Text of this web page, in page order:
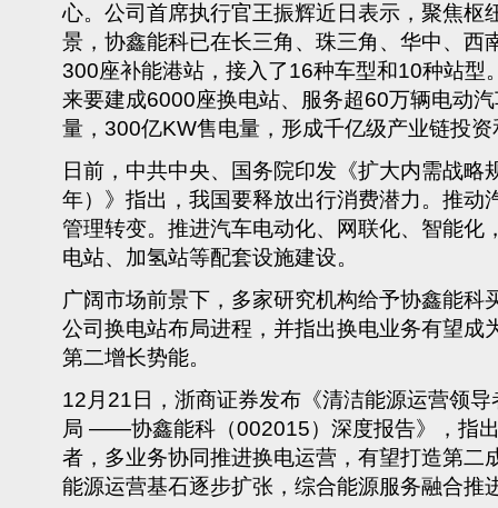
心。公司首席执行官王振辉近日表示，聚焦枢
景，协鑫能科已在长三角、珠三角、华中、西
300座补能港站，接入了16种车型和10种站型
来要建成6000座换电站、服务超60万辆电动
量，300亿KW售电量，形成千亿级产业链投
日前，中共中央、国务院印发《扩大内需战略
年）》指出，我国要释放出行消费潜力。推动
管理转变。推进汽车电动化、网联化、智能化
电站、加氢站等配套设施建设。
广阔市场前景下，多家研究机构给予协鑫能科
公司换电站布局进程，并指出换电业务有望成
第二增长势能。
12月21日，浙商证券发布《清洁能源运营领
局 ——协鑫能科（002015）深度报告》，指
者，多业务协同推进换电运营，有望打造第二
能源运营基石逐步扩张，综合能源服务融合推